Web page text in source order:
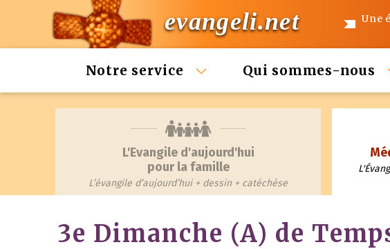
evangeli.net Une
Notre service Qui sommes-nous
L'Evangile d'aujourd'hui
pour la famille
L’évangile d’aujourd’hui + dessin + catéchèse
3e Dimanche (A) de